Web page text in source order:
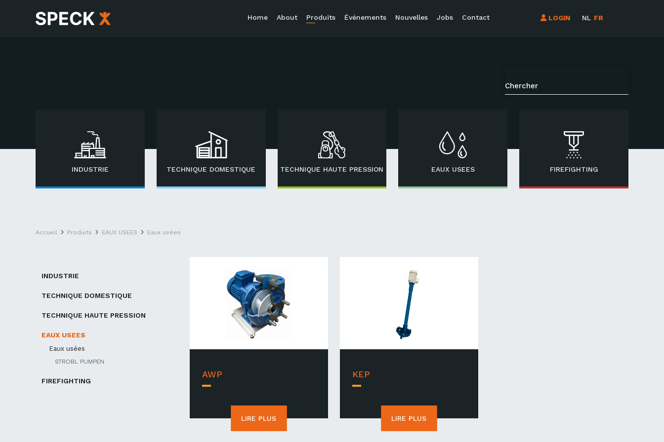
Home About Produits Événements Nouvelles Jobs Contact LOGIN NL FR
INDUSTRIE TECHNIQUE DOMESTIQUE TECHNIQUE HAUTE PRESSION EAUX USEES FIREFIGHTING
Accueil Produits EAUX USEES Eaux usées
INDUSTRIE
TECHNIQUE DOMESTIQUE
TECHNIQUE HAUTE PRESSION
EAUX USEES
Eaux usées
STROBL PUMPEN
FIREFIGHTING
AWP
LIRE PLUS
KEP
LIRE PLUS